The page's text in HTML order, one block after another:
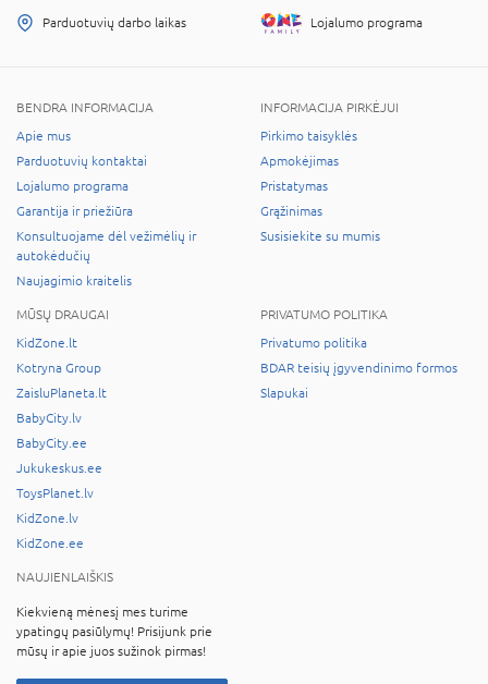
Parduotuvių darbo laikas Lojalumo programa
BENDRA INFORMACIJA
Apie mus
Parduotuvių kontaktai
Lojalumo programa
Garantija ir priežiūra
Konsultuojame dėl vežimėlių ir
autokėdučių
Naujagimio kraitelis
INFORMACIJA PIRKĖJUI
Pirkimo taisyklės
Apmokėjimas
Pristatymas
Grąžinimas
Susisiekite su mumis
MŪSŲ DRAUGAI
KidZone.lt
Kotryna Group
ZaisluPlaneta.lt
BabyCity.lv
BabyCity.ee
Jukukeskus.ee
ToysPlanet.lv
KidZone.lv
KidZone.ee
PRIVATUMO POLITIKA
Privatumo politika
BDAR teisių įgyvendinimo formos
Slapukai
NAUJIENLAIŠKIS
Kiekvieną mėnesį mes turime
ypatingų pasiūlymų! Prisijunk prie
mūsų ir apie juos sužinok pirmas!